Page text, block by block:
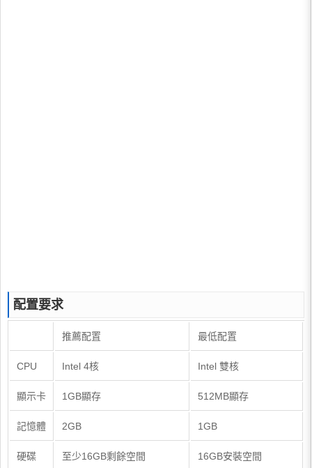
配置要求
推薦配置 最低配置
CPU Intel 4核 Intel 雙核
顯示卡 1GB顯存 512MB顯存
記憶體 2GB 1GB
硬碟 至少16GB剩餘空間 16GB安裝空間